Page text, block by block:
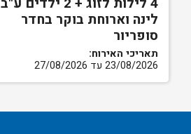
לינה וארוחת בוקר בחדר
סופריור
תאריכי האירוח:
23/08/2026 עד 27/08/2026